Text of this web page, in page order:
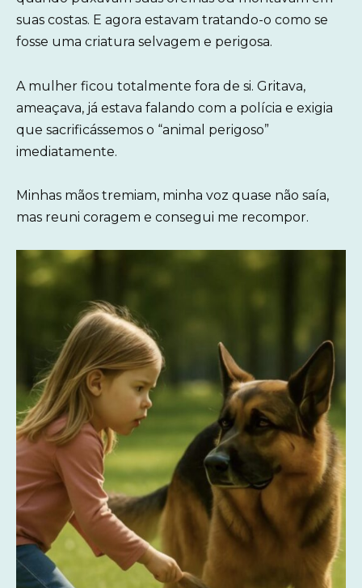
suas costas. E agora estavam tratando-o como se
fosse uma criatura selvagem e perigosa.
A mulher ficou totalmente fora de si. Gritava,
ameaçava, já estava falando com a polícia e exigia
que sacrificássemos o “animal perigoso”
imediatamente.
Minhas mãos tremiam, minha voz quase não saía,
mas reuni coragem e consegui me recompor.